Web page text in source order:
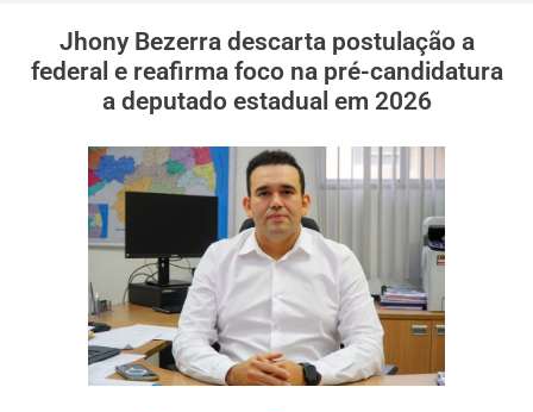
Jhony Bezerra descarta postulação a
federal e reafirma foco na pré-candidatura
a deputado estadual em 2026